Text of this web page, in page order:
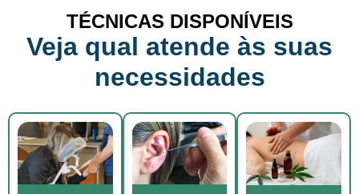
TÉCNICAS DISPONÍVEIS
Veja qual atende às suas
necessidades